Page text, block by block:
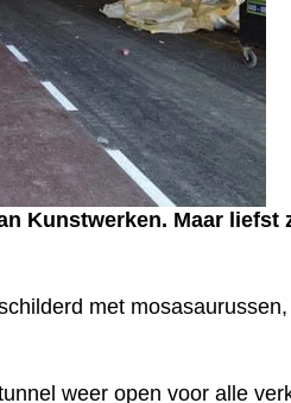
Kunstwerken. Maar
met
weer open voor alle